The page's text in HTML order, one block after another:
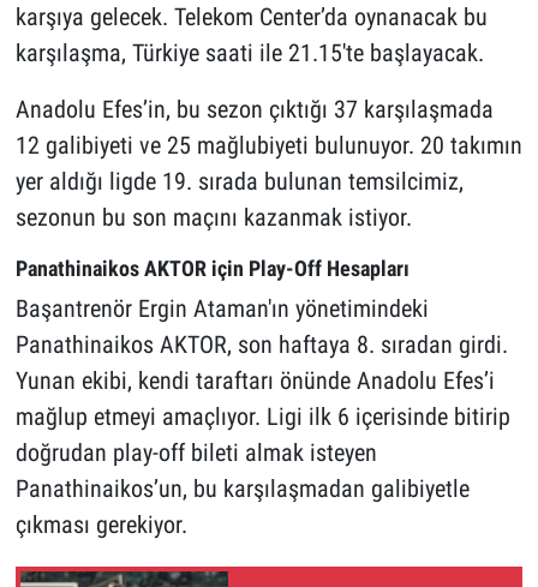
karşıya gelecek. Telekom Center’da oynanacak bu
karşılaşma, Türkiye saati ile 21.15'te başlayacak.
Anadolu Efes’in, bu sezon çıktığı 37 karşılaşmada
12 galibiyeti ve 25 mağlubiyeti bulunuyor. 20 takımın
yer aldığı ligde 19. sırada bulunan temsilcimiz,
sezonun bu son maçını kazanmak istiyor.
Panathinaikos AKTOR için Play-Off Hesapları
Başantrenör Ergin Ataman'ın yönetimindeki
Panathinaikos AKTOR, son haftaya 8. sıradan girdi.
Yunan ekibi, kendi taraftarı önünde Anadolu Efes’i
mağlup etmeyi amaçlıyor. Ligi ilk 6 içerisinde bitirip
doğrudan play-off bileti almak isteyen
Panathinaikos’un, bu karşılaşmadan galibiyetle
çıkması gerekiyor.